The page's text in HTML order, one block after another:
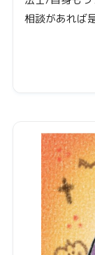
相談があれば